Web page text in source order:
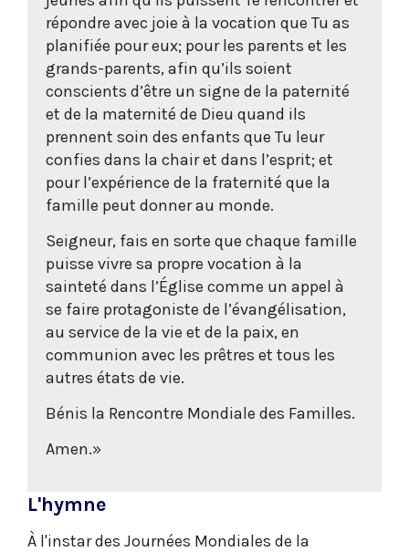
répondre avec joie à la vocation que Tu as
planifiée pour eux; pour les parents et les
grands-parents, afin qu’ils soient
conscients d’être un signe de la paternité
et de la maternité de Dieu quand ils
prennent soin des enfants que Tu leur
confies dans la chair et dans l’esprit; et
pour l’expérience de la fraternité que la
famille peut donner au monde.
Seigneur, fais en sorte que chaque famille
puisse vivre sa propre vocation à la
sainteté dans l’Église comme un appel à
se faire protagoniste de l’évangélisation,
au service de la vie et de la paix, en
communion avec les prêtres et tous les
autres états de vie.
Bénis la Rencontre Mondiale des Familles.
Amen.»
L'hymne
À l'instar des Journées Mondiales de la